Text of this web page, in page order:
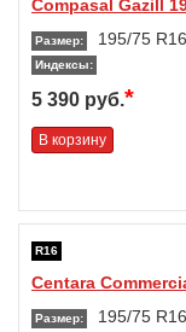
Compasal Gazill
Размер: 195/75 R16
Индексы:
5 390 руб.*
В корзину
R16
Centara
Размер: 195/75 R16